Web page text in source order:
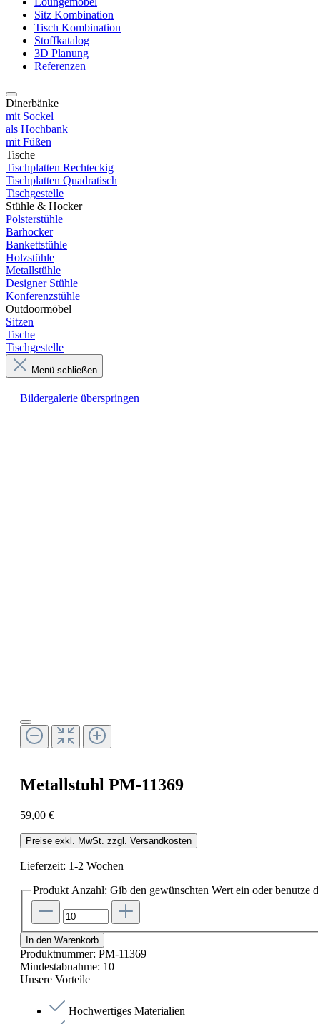
Sitz Kombination
Tisch Kombination
Stoffkatalog
3D Planung
Referenzen
Dinerbänke
mit Sockel
als Hochbank
mit Füßen
Tische
Tischplatten Rechteckig
Tischplatten Quadratisch
Tischgestelle
Stühle & Hocker
Polsterstühle
Barhocker
Bankettstühle
Holzstühle
Metallstühle
Designer Stühle
Konferenzstühle
Outdoormöbel
Sitzen
Tische
Tischgestelle
Menü schließen
Bildergalerie überspringen
Metallstuhl PM-11369
59,00 €
Preise exkl. MwSt. zzgl. Versandkosten
Lieferzeit: 1-2 Wochen
Produkt Anzahl: Gib den gewünschten Wert ein oder benutze
In den Warenkorb
Produktnummer: PM-11369
Mindestabnahme: 10
Unsere Vorteile
Hochwertiges Materialien